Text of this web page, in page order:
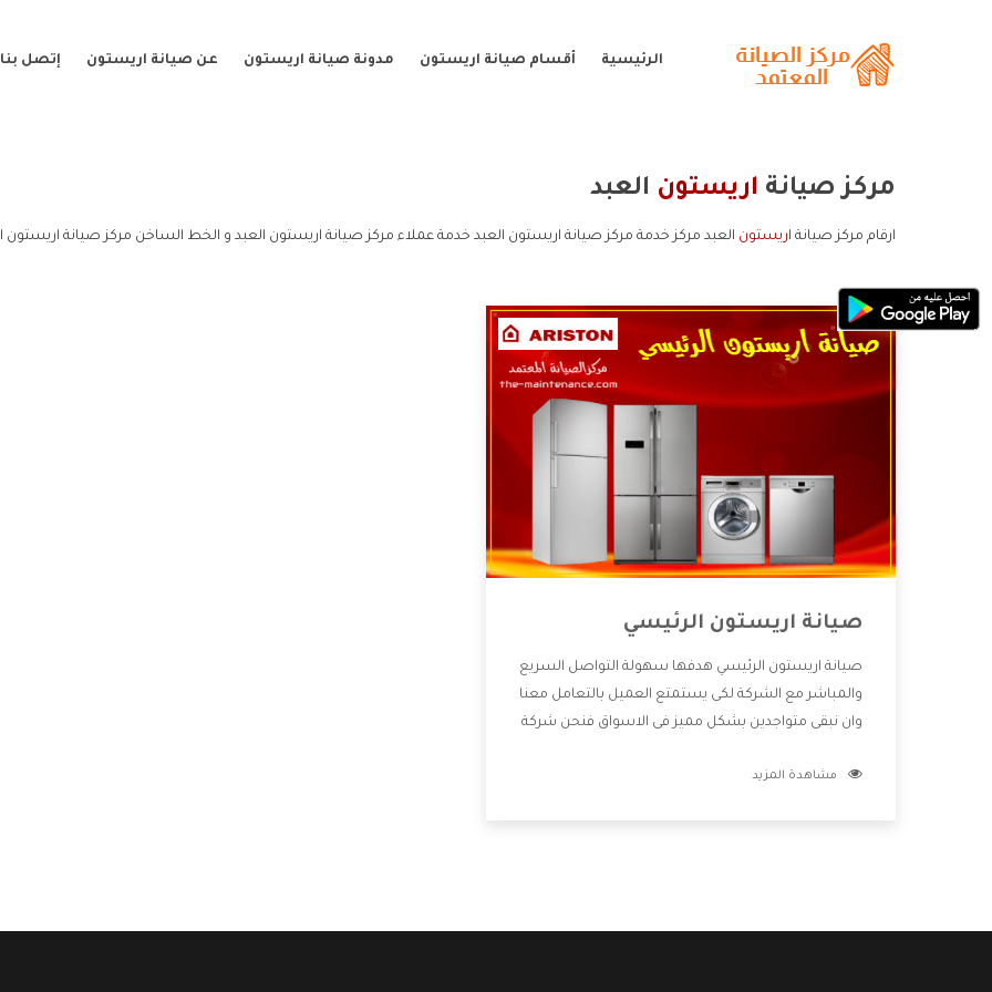
الرئيسية أقسام صيانة اريستون مدونة صيانة اريستون عن صيانة اريستون إتصل بنا
مركز صيانة اريستون العبد
ارقام مركز صيانة اريستون العبد مركز خدمة مركز صيانة اريستون العبد خدمة عملاء مركز صيانة اريستون العبد و الخط الساخن مركز صيانة اريستون
صيانة اريستون الرئيسي
صيانة اريستون الرئيسي هدفها سهولة التواصل السريع
والمباشر مع الشركة لكى يستمتع العميل بالتعامل معنا
وان نبقى متواجدين بشكل مميز فى الاسواق فنحن شركة
بالخدمات التى تنفرد الشركة بها والتى تكون منها خدمة
مشاهدة المزيد